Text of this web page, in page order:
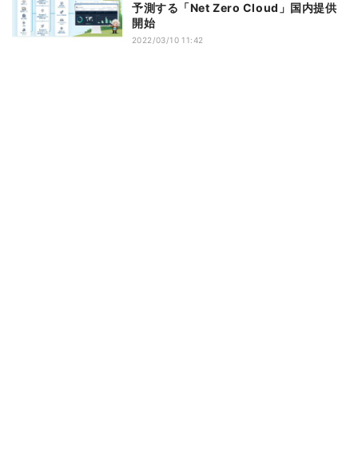
予測する「Net Zero Cloud」国内提供
開始
2022/03/10 11:42